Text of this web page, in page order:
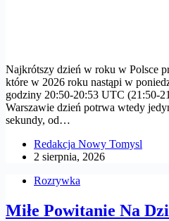
Najkrótszy dzień w roku w Polsce
które w 2026 roku nastąpi w
godziny 20:50-20:53 UTC (21:50-
Warszawie dzień potrwa wtedy
sekundy, od…
Redakcja Nowy Tomysl
2 sierpnia, 2026
Rozrywka
Miłe Powitanie Na